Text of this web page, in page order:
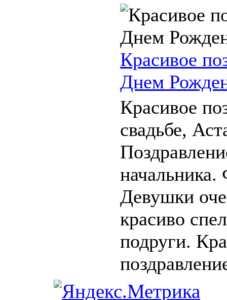
Красивое
Днем
Красивое
свадьбе,
начальника.
Девушки
красиво
подруги.